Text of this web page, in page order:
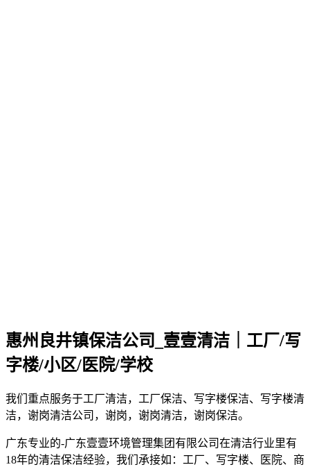
惠州良井镇保洁公司_壹壹清洁｜工厂/写
字楼/小区/医院/学校
我们重点服务于工厂清洁，工厂保洁、写字楼保洁、写字楼清
洁，谢岗清洁公司，谢岗，谢岗清洁，谢岗保洁。
广东专业的-广东壹壹环境管理集团有限公司在清洁行业里有
18年的清洁保洁经验，我们承接如：工厂、写字楼、医院、商